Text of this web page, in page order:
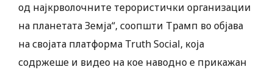
од најкрволочните терористички организации
на планетата Земја“, соопшти Трамп во објава
на својата платформа Truth Social, која
содржеше и видео на кое наводно е прикажан